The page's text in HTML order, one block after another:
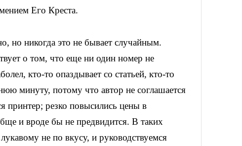
Его Креста.
но никогда это не бывает случайным.
о том, что еще ни один номер не
кто-то опаздывает со статьей, кто-то
минуту, потому что автор не соглашается
принтер; резко повысились цены в
и вроде бы не предвидится. В таких
не по вкусу, и руководствуемся